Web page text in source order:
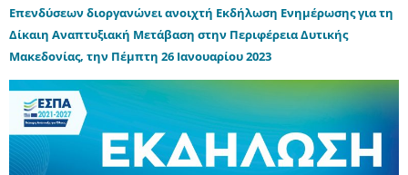
Επενδύσεων διοργανώνει ανοιχτή Εκδήλωση Ενημέρωσης για τη
Δίκαιη Αναπτυξιακή Μετάβαση στην Περιφέρεια Δυτικής
Μακεδονίας, την Πέμπτη 26 Ιανουαρίου 2023